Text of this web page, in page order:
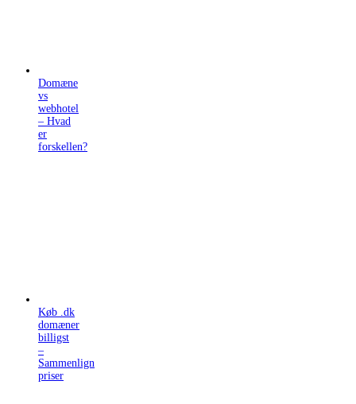
Domæne
vs
webhotel
– Hvad
er
forskellen?
Køb .dk
domæner
billigst
–
Sammenlign
priser